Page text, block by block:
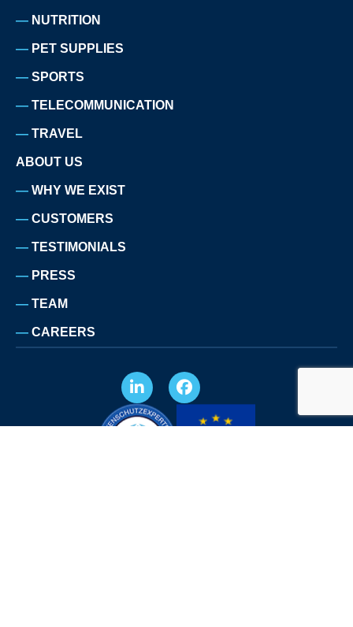
NUTRITION
PET SUPPLIES
SPORTS
TELECOMMUNICATION
TRAVEL
ABOUT US
WHY WE EXIST
CUSTOMERS
TESTIMONIALS
PRESS
TEAM
CAREERS